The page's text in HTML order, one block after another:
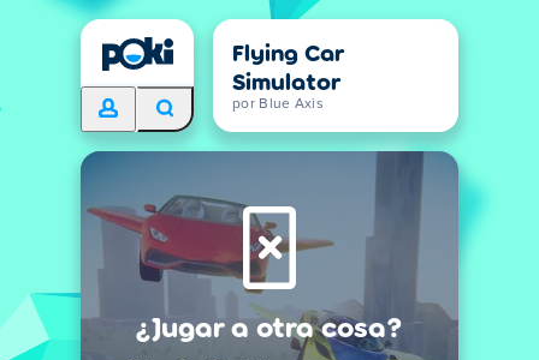
Flying Car
Simulator
por Blue Axis
¿Jugar a otra cosa?